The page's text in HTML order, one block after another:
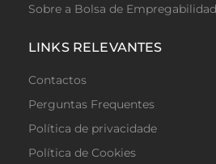
Sobre a Bolsa de
LINKS RELEVANTES
Contactos
Perguntas Frequentes
Política de privacidade
Política de Cookies